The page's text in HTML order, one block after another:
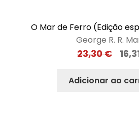
O Mar de Ferro (Edição
George R. R.
23,30€
Adicionar ao